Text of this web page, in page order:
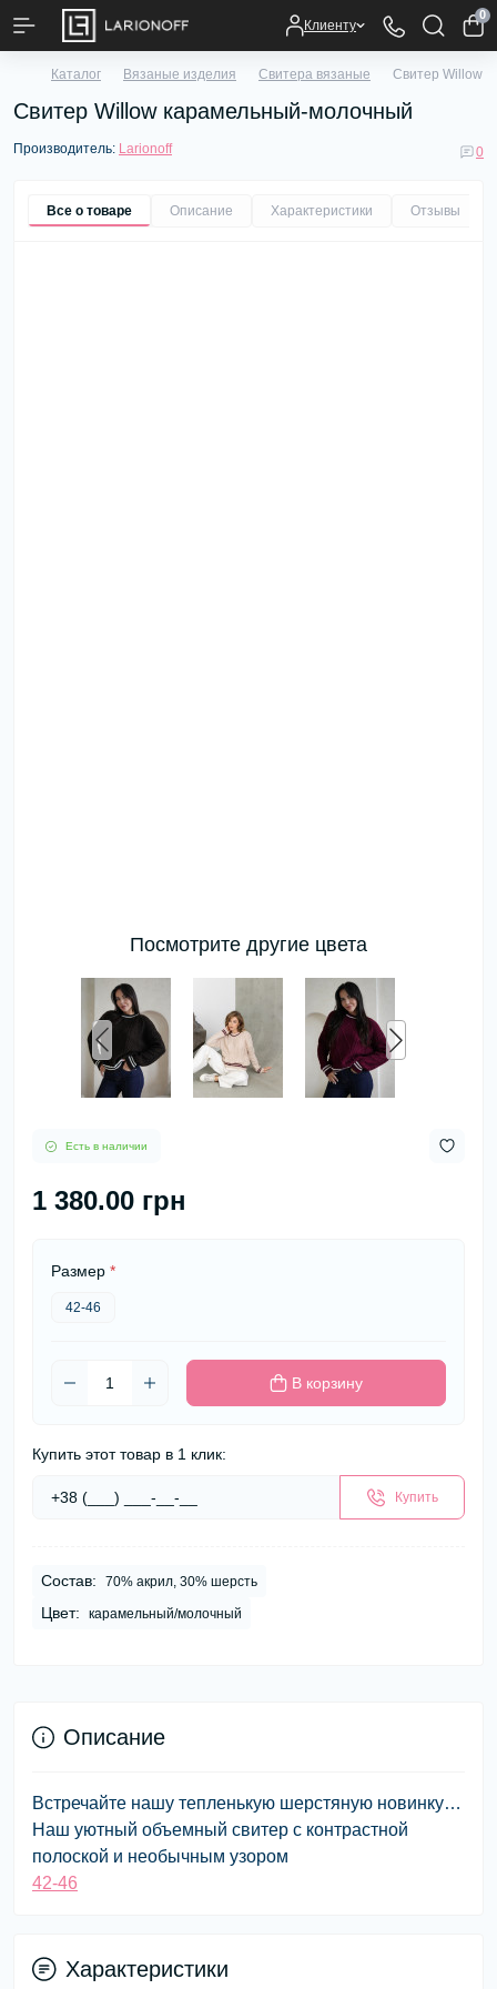
Клиенту
0
Каталог Вязаные изделия Свитера вязаные Свитер Willow
Свитер Willow карамельный-молочный
Производитель: Larionoff 0
Все о товаре Описание Характеристики Отзывы
Посмотрите другие цвета
Есть в наличии
1 380.00 грн
Размер *
42-46
В корзину
Купить этот товар в 1 клик:
Купить
Состав: 70% акрил, 30% шерсть
Цвет: карамельный/молочный
Описание
Встречайте нашу тепленькую шерстяную новинку…
Наш уютный объемный свитер с контрастной
полоской и необычным узором
42-46
Характеристики